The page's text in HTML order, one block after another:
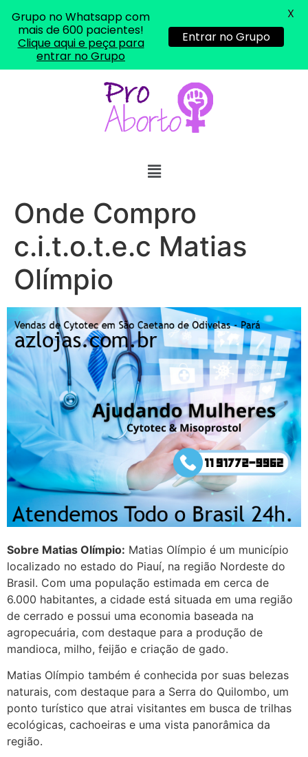
Onde Compro
c.i.t.o.t.e.c Matias
Olímpio
Sobre Matias Olímpio: Matias Olímpio é um município
localizado no estado do Piauí, na região Nordeste do
Brasil. Com uma população estimada em cerca de
6.000 habitantes, a cidade está situada em uma região
de cerrado e possui uma economia baseada na
agropecuária, com destaque para a produção de
mandioca, milho, feijão e criação de gado.
Matias Olímpio também é conhecida por suas belezas
naturais, com destaque para a Serra do Quilombo, um
ponto turístico que atrai visitantes em busca de trilhas
ecológicas, cachoeiras e uma vista panorâmica da
região.
Grupo no Whatsapp com
mais de 600 pacientes!
Clique aqui e peça para
entrar no Grupo
Entrar no Grupo
X
http://www.proaborto.com)
"só de ter dúvida já é uma
resposta" muito isso, disse tudo
em http://www.proaborto.com)
Eu estou preparada em varias
áreas mas psicologicamente p ter
sozinha nao estou
22/05/2026 17:09:20
Helly
(1999997****
em http://www.proaborto.com)
Entao q seja
22/05/2026 17:09:25
G (1199866**** em
http://www.proaborto.com)
Mulheres vocês sabem dizer
quem já tomou os remédio se
depois que para de menstruar
começa a sair um líquido
transparente, se é normal ?
22/05/2026 17:10:05
(879121**** em
http://www.proaborto.com)
Deve ser normal
22/05/2026 17:19:15
(879121**** em
http://www.proaborto.com)
Eu acho, não sei